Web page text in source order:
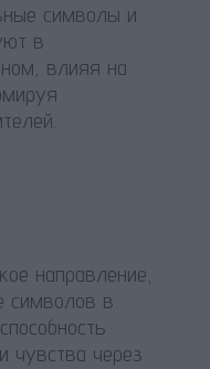
символы и
в
влияя на
направление,
символов в
чувства через